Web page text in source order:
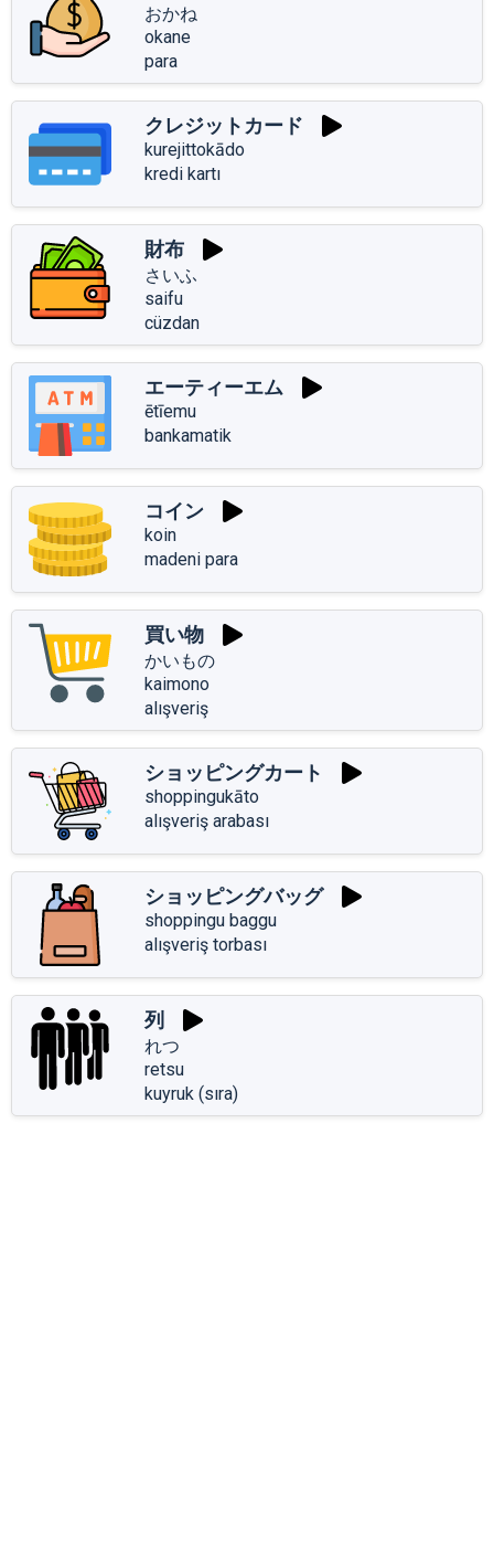
おかね
okane
para
クレジットカード
kurejittokādo
kredi kartı
財布
さいふ
saifu
cüzdan
エーティーエム
ētīemu
bankamatik
コイン
koin
madeni para
買い物
かいもの
kaimono
alışveriş
ショッピングカート
shoppingukāto
alışveriş arabası
ショッピングバッグ
shoppingu baggu
alışveriş torbası
列
れつ
retsu
kuyruk (sıra)